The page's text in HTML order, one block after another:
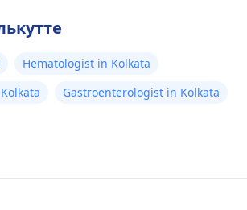
Hematologist in Kolkata
Gastroenterologist in Kolkata